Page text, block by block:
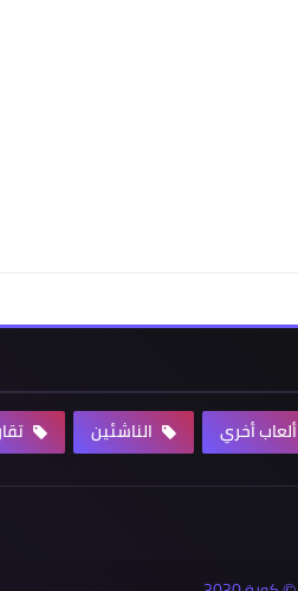
ألعاب أخري الناشئين